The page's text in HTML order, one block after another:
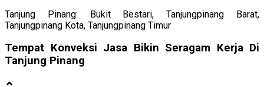
Tanjung Pinang: Bukit Bestari, Tanjungpinang Barat,
Tanjungpinang Kota, Tanjungpinang Timur
Tempat Konveksi Jasa Bikin Seragam Kerja Di
Tanjung Pinang